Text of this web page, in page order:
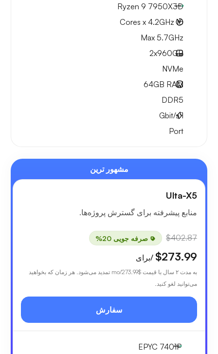
Ryzen 9 7950X3D
16 Cores x 4.2GHz
Max 5.7GHz
2x960GB
NVMe
64GB RAM
DDR5
1
Gbit/s
Port
مشهور ترین
Ulta-X5
منابع پیشرفته برای گسترش پروژه‌ها.
$402.87 صرفه جویی 20%
$273.99 /برای
به مدت ۲ سال با قیمت $273.99
/mo تمدید می‌شود. هر زمان که بخواهید
می‌توانید لغو کنید.
سفارش
EPYC 7401P